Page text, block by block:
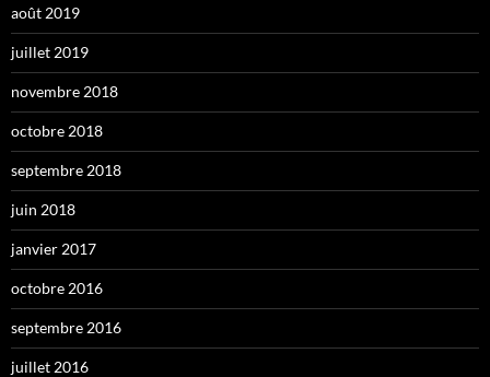
août 2019
juillet 2019
novembre 2018
octobre 2018
septembre 2018
juin 2018
janvier 2017
octobre 2016
septembre 2016
juillet 2016